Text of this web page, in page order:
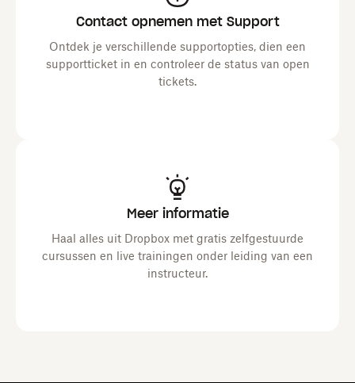
Contact opnemen met Support
Ontdek je verschillende supportopties, dien een
supportticket in en controleer de status van open
tickets.
Meer informatie
Haal alles uit Dropbox met gratis zelfgestuurde
cursussen en live trainingen onder leiding van een
instructeur.